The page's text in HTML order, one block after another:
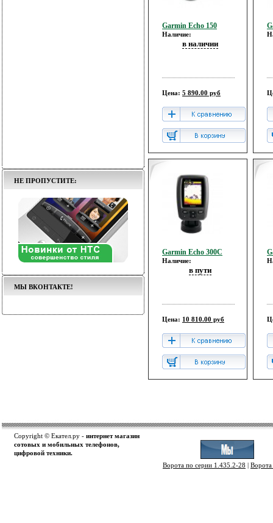
НЕ ПРОПУСТИТЕ:
МЫ ВКОНТАКТЕ!
Garmin Echo 150
Наличие:
в наличии
Цена: 5 890.00 руб
Garmin Echo 300C
Наличие:
в пути
Цена: 10 810.00 руб
Copyright © Екател.ру - интернет магазин
сотовых и мобильных телефонов,
цифровой техники.
Ворота по серии 1.435.2-28 |